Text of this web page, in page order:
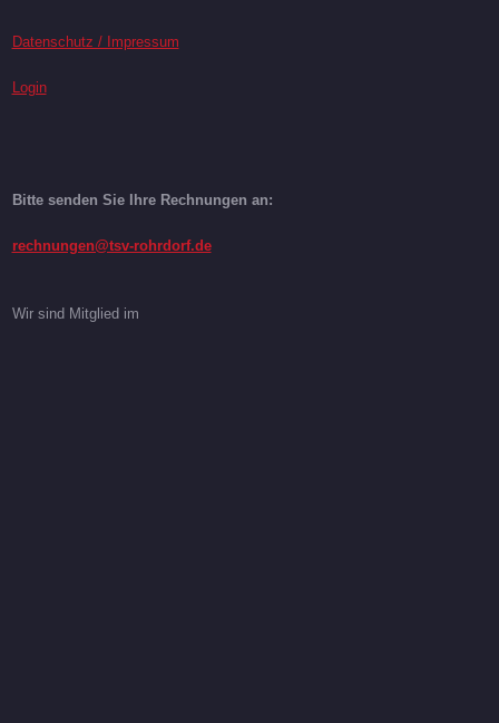
Datenschutz / Impressum
Login
Bitte senden Sie Ihre Rechnungen an:
rechnungen@tsv-rohrdorf.de
Wir sind Mitglied im